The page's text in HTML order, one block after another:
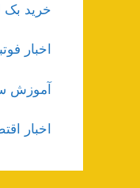
خرید بک
اخبار
آموزش
اخبار